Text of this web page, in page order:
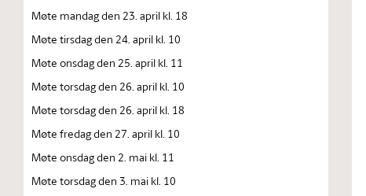
Møte mandag den 23. april kl. 18
Møte tirsdag den 24. april kl. 10
Møte onsdag den 25. april kl. 11
Møte torsdag den 26. april kl. 10
Møte torsdag den 26. april kl. 18
Møte fredag den 27. april kl. 10
Møte onsdag den 2. mai kl. 11
Møte torsdag den 3. mai kl. 10